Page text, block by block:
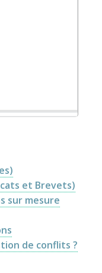
et Brevets)
sur mesure
de conflits ?